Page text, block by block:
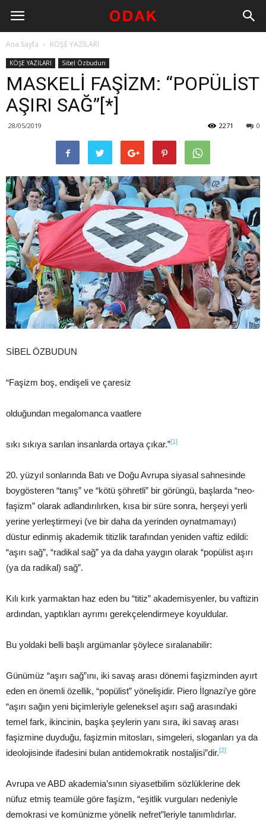
Ana Sayfa KÖŞE YAZILARI
KÖŞE YAZILARI Sibel Özbudun
MASKELİ FAŞİZM: “POPÜLİST
AŞIRI SAĞ”[*]
28/05/2019 0
2271
SİBEL ÖZBUDUN
“Faşizm boş, endişeli ve çaresiz
olduğundan megalomanca vaatlere
sıkı sıkıya sarılan insanlarda ortaya çıkar.”[1]
20. yüzyıl sonlarında Batı ve Doğu Avrupa siyasal sahnesinde
boygösteren “tanış” ve “kötü şöhretli” bir görüngü, başlarda “neo-
faşizm” olarak adlandırılırken, kısa bir süre sonra, herşeyi yerli
yerine yerleştirmeyi (ve bir daha da yerinden oynatmamayı)
düstur edinmiş akademik titizlik tarafından yeniden vaftiz edildi:
“aşırı sağ”, “radikal sağ” ya da daha yaygın olarak “popülist aşırı
(ya da radikal) sağ”.
Kılı kırk yarmaktan haz eden bu “titiz” akademisyenler, bu vaftizin
ardından, yaptıkları ayrımı gerekçelendirmeye koyuldular.
Bu yoldaki belli başlı argümanlar şöylece sıralanabilir:
Günümüz “aşırı sağ”ını, iki savaş arası dönemi faşizminden ayırt
eden en önemli özellik, “popülist” yönelişidir. Piero İIgnazi’ye göre
“aşırı sağın yeni biçimleriyle geleneksel aşırı sağ arasındaki
temel fark, ikincinin, başka şeylerin yanı sıra, iki savaş arası
faşizmine duyduğu, faşizmin mitosları, simgeleri, sloganları ya da
ideolojisinde ifadesini bulan antidemokratik nostaljisi”dir.[2]
Avrupa ve ABD akademia’sının siyasetbilim sözlüklerine dek
nüfuz etmiş teamüle göre faşizm, “eşitlik vurguları nedeniyle
demokrasi ve komünizme yönelik nefret”leriyle tanımlıdırlar.